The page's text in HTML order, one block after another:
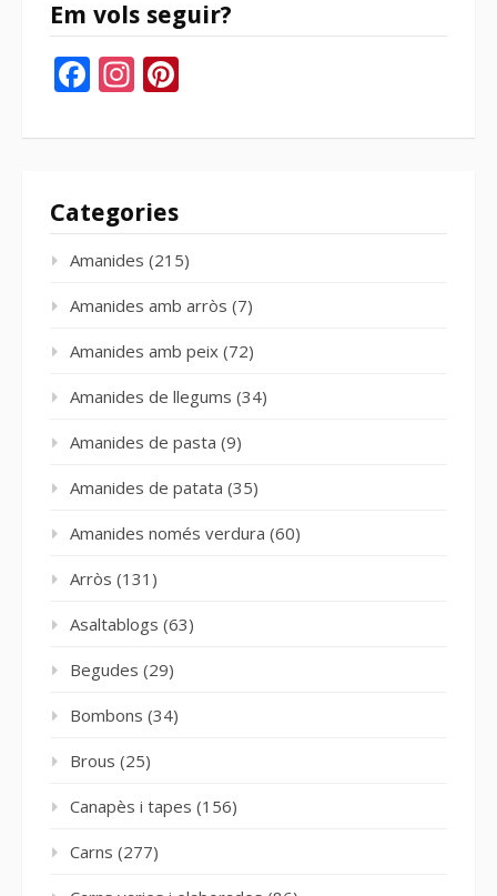
Em vols seguir?
Facebook
Instagram
Categories
Amanides (215)
Amanides amb arròs (7)
Amanides amb peix (72)
Amanides de llegums (34)
Amanides de pasta (9)
Amanides de patata (35)
Amanides només verdura (60)
Arròs (131)
Asaltablogs (63)
Begudes (29)
Bombons (34)
Brous (25)
Canapès i tapes (156)
Carns (277)